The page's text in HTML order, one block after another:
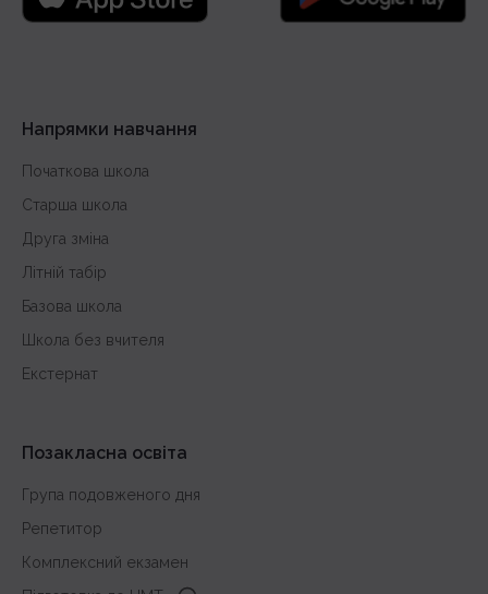
Напрямки навчання
Початкова школа
Старша школа
Друга зміна
Літній табір
Базова школа
Школа без вчителя
Екстернат
Позакласна освіта
Група подовженого дня
Репетитор
Комплексний екзамен